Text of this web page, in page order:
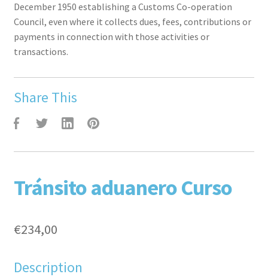
December 1950 establishing a Customs Co-operation
Council, even where it collects dues, fees, contributions or
payments in connection with those activities or
transactions.
Share This
P
Tránsito aduanero Curso
€234,00
Description